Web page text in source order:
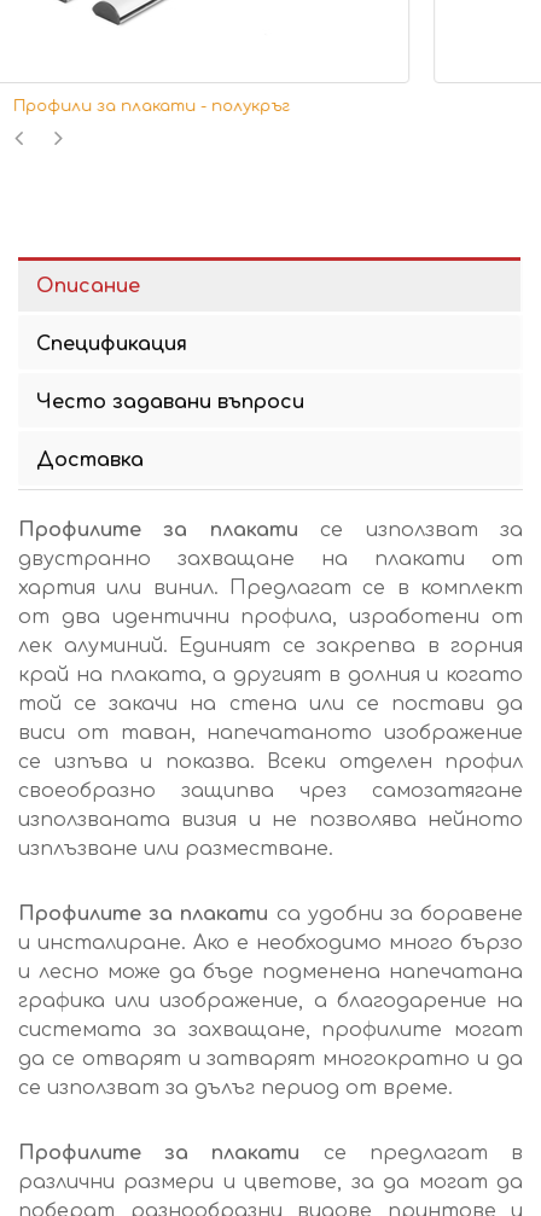
Профили за плакати - тънък
Описание
Спецификация
Често задавани въпроси
Доставка
Профилите за плакати се използват за
двустранно захващане на плакати от
хартия или винил. Предлагат се в комплект
от два идентични профила, изработени от
лек алуминий. Единият се закрепва в горния
край на плаката, а другият в долния и когато
той се закачи на стена или се постави да
виси от таван, напечатаното изображение
се изпъва и показва. Всеки отделен профил
своеобразно защипва чрез самозатягане
използваната визия и не позволява нейното
изплъзване или разместване.
Профилите за плакати са удобни за боравене
и инсталиране. Ако е необходимо много бързо
и лесно може да бъде подменена напечатана
графика или изображение, а благодарение на
системата за захващане, профилите могат
да се отварят и затварят многократно и да
се използват за дълъг период от време.
Профилите за плакати се предлагат в
различни размери и цветове, за да могат да
поберат разнообразни видове принтове и